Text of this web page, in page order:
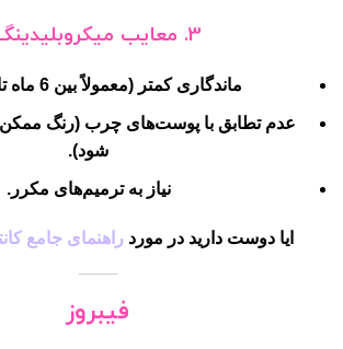
3. معایب
ماندگاری کمتر (معمولاً بین 6 ماه تا 1 سال).
عدم تطابق با پوست‌های چرب (رنگ
شود).
نیاز به ترمیم‌های مکرر.
ایا دوست دارید در موردراهنمای جامع
فیبروز